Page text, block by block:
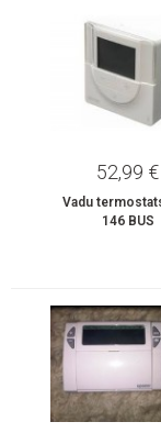
52,99 €
Vadu
146 BUS